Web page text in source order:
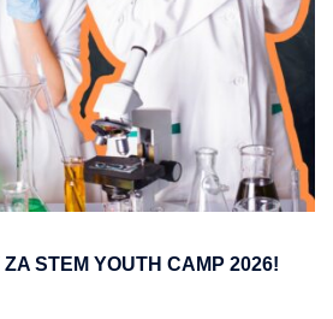
STEM YOUTH CAMP 2026!